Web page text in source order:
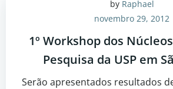
by Raphael
novembro 29, 2012
1º Workshop dos
Pesquisa da USP em
Serão apresentados resultados